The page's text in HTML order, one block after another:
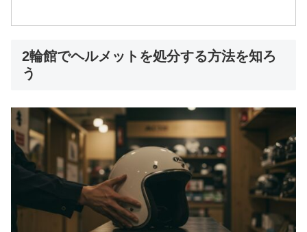
2輪館でヘルメットを処分する方法を知ろ
う